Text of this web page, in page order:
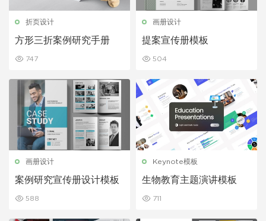
折页设计
方形三折案例研究手册
747
画册设计
提案宣传册模板
504
画册设计
案例研究宣传册设计模板
588
Keynote模板
生物教育主题演讲模板
711